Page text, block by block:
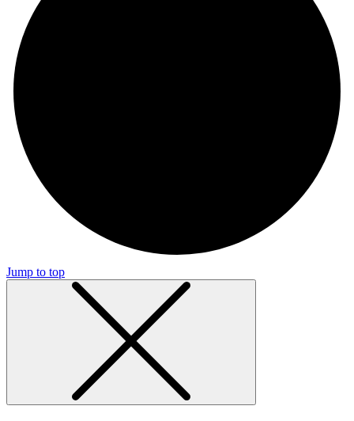
Jump to top